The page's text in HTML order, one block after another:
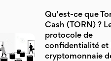
Qu'est-ce que
Cash (TORN) ?
protocole de
confidentialité et
cryptomonnaie